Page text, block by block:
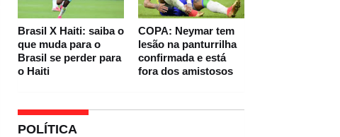
Brasil X Haiti: saiba o
que muda para o
Brasil se perder para
o Haiti
COPA: Neymar tem
lesão na panturrilha
confirmada e está
fora dos amistosos
POLÍTICA